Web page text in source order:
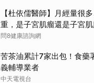
【杜依儒醫師】月經量很
重，是子宮肌瘤還是子宮肌
問8健康諮詢網
苦茶油累計7家出包！食藥
義輔導業者
中天電視台